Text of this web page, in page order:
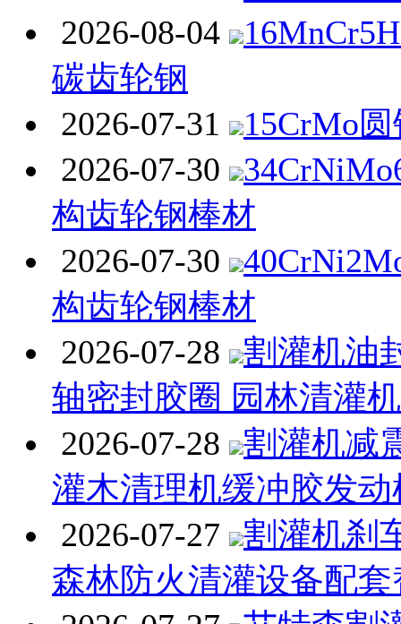
2026-08-04
碳齿轮钢
2026-07-31
15CrMo
2026-07-30
构齿轮钢棒材
2026-07-30
构齿轮钢棒材
2026-07-28
割灌机油
轴密封胶圈 园林清灌
2026-07-28
割灌机减
灌木清理机缓冲胶发
2026-07-27
割灌机刹
森林防火清灌设备配